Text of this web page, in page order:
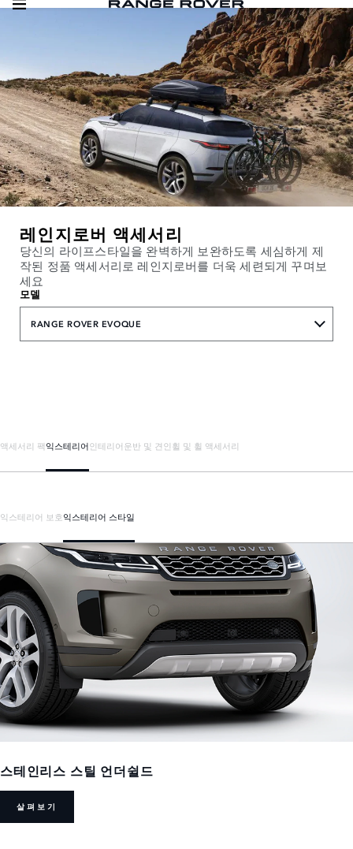
레인지로버 액세서리
당신의 라이프스타일을 완벽하게 보완하도록 세심하게 제
작된 정품 액세서리로 레인지로버를 더욱 세련되게 꾸며보
세요
모델
RANGE ROVER EVOQUE
액세서리 팩익스테리어인테리어운반 및 견인휠 및 휠 액세서리
익스테리어 보호익스테리어 스타일
스테인리스 스틸 언더쉴드
살펴보기